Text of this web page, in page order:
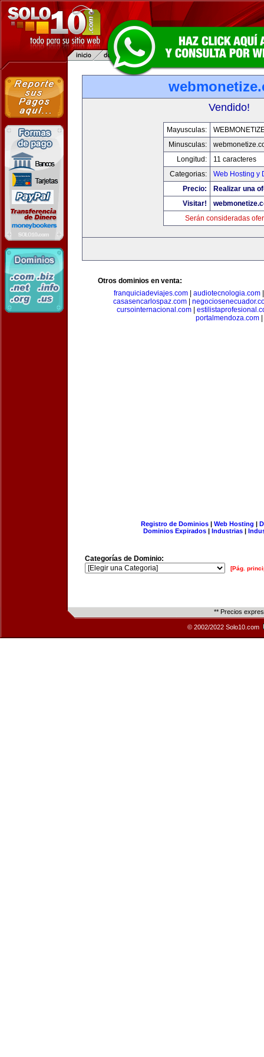
Vendido!
Mayusculas:
Minusculas:
Longitud:
11 caracteres
Categorias:
Web Hosting y
Precio:
Realizar una
Visitar!
Serán consideradas
Otros dominios en venta:
franquiciadeviajes.com| audiotecnologia.com
casasencarlospaz.com|
cursointernacional.com|
portalmendoza.com
Registro de Dominios| Web Hosting |
Dominios Expirados | Industrias |
Categorías de Dominio:
[Pág.
** Precios
© 2002/2022 Solo10.com